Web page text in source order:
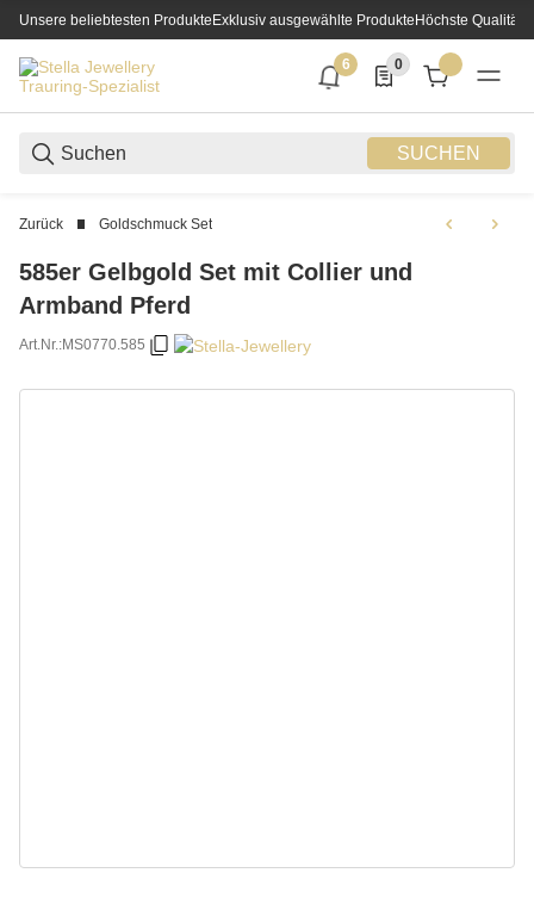
Unsere beliebtesten ProdukteExklusiv ausgewählte ProdukteHöchste Qualität
SUCHEN
6
6 neue Notifizierungen
0
0 Produkte in der
Zurück Goldschmuck Set
585er Gelbgold Set mit Collier und
Armband Pferd
Art.Nr.:MS0770.585